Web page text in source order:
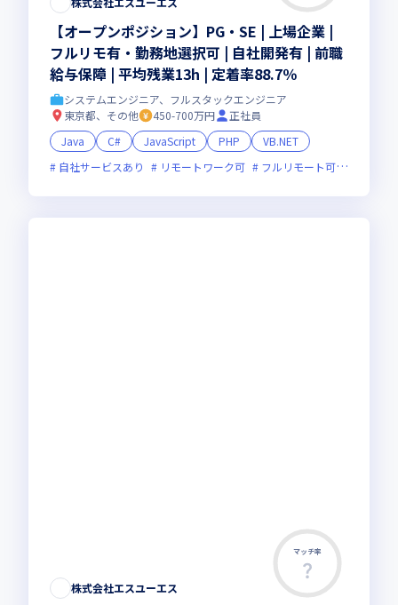
【オープンポジション】PG・SE | 上場企業 |
フルリモ有・勤務地選択可 | 自社開発有 | 前職
給与保障 | 平均残業13h | 定着率88.7％
システムエンジニア、フルスタックエンジニア
東京都、その他
450-700万円
正社員
Java
C# JavaScript PHP
VB.NET
自社サービスあり
リモートワーク可 フルリモート可
マッチ率
株式会社エスユーエス